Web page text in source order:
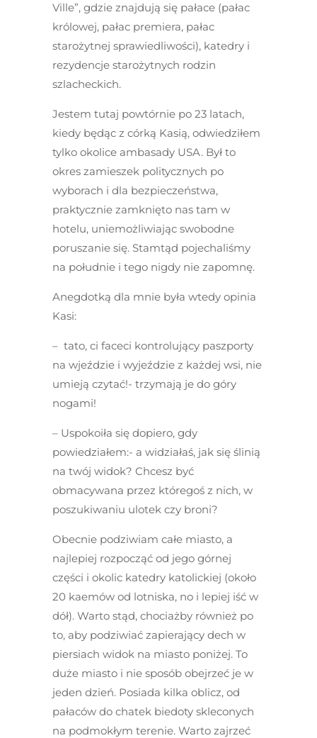
Ville”, gdzie znajdują się pałace (pałac
królowej, pałac premiera, pałac
starożytnej sprawiedliwości), katedry i
rezydencje starożytnych rodzin
szlacheckich.
Jestem tutaj powtórnie po 23 latach,
kiedy będąc z córką Kasią, odwiedziłem
tylko okolice ambasady USA. Był to
okres zamieszek politycznych po
wyborach i dla bezpieczeństwa,
praktycznie zamknięto nas tam w
hotelu, uniemożliwiając swobodne
poruszanie się. Stamtąd pojechaliśmy
na południe i tego nigdy nie zapomnę.
Anegdotką dla mnie była wtedy opinia
Kasi:
– tato, ci faceci kontrolujący paszporty
na wjeździe i wyjeździe z każdej wsi, nie
umieją czytać!- trzymają je do góry
nogami!
– Uspokoiła się dopiero, gdy
powiedziałem:- a widziałaś, jak się ślinią
na twój widok? Chcesz być
obmacywana przez któregoś z nich, w
poszukiwaniu ulotek czy broni?
Obecnie podziwiam całe miasto, a
najlepiej rozpocząć od jego górnej
części i okolic katedry katolickiej (około
20 kaemów od lotniska, no i lepiej iść w
dół). Warto stąd, chociażby również po
to, aby podziwiać zapierający dech w
piersiach widok na miasto poniżej. To
duże miasto i nie sposób obejrzeć je w
jeden dzień. Posiada kilka oblicz, od
pałaców do chatek biedoty skleconych
na podmokłym terenie. Warto zajrzeć